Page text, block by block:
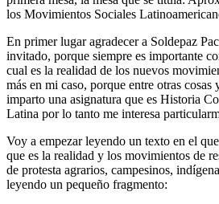
los Movimientos Sociales
En primer lugar agradecer a Soldepaz
invitado, porque siempre es importante
cual es la realidad de los nuevos
más en mi caso, porque entre otras
imparto una asignatura que es Historia
Latina por lo tanto me interesa
Voy a empezar leyendo un texto en el
que es la realidad y los movimientos de
de protesta agrarios, campesinos,
leyendo un pequeño fragmento: